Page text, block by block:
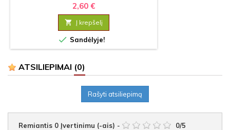
2,60 €
 Į krepšelį
 Sandėlyje!
ATSILIEPIMAI (0)
Rašyti atsiliepimą
Remiantis 0 Įvertinimu (-ais) - 0/5